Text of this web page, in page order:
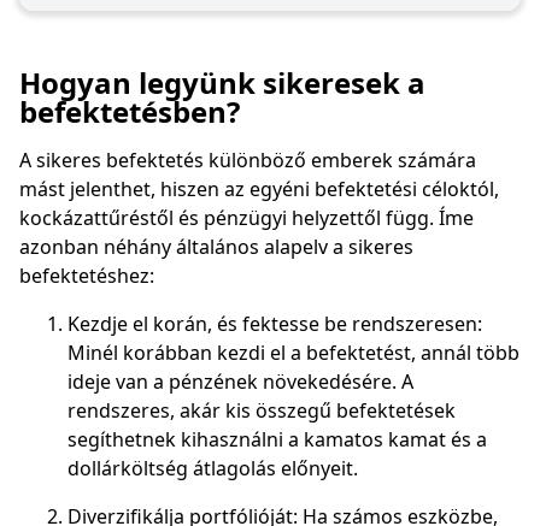
Hogyan legyünk sikeresek a
befektetésben?
A sikeres befektetés különböző emberek számára
mást jelenthet, hiszen az egyéni befektetési céloktól,
kockázattűréstől és pénzügyi helyzettől függ. Íme
azonban néhány általános alapelv a sikeres
befektetéshez:
Kezdje el korán, és fektesse be rendszeresen:
Minél korábban kezdi el a befektetést, annál több
ideje van a pénzének növekedésére. A
rendszeres, akár kis összegű befektetések
segíthetnek kihasználni a kamatos kamat és a
dollárköltség átlagolás előnyeit.
Diverzifikálja portfólióját: Ha számos eszközbe,